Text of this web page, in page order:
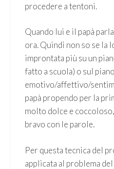
procedere a tentoni.
Quando lui e il papà
ora. Quindi non so se la
improntata più su un
fatto a scuola) o sul piano
emotivo/affettivo/
papà propendo per la
molto dolce e
bravo con le parole.
Per questa tecnica del
applicata al problema